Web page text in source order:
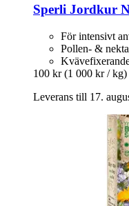
Sperli Jordkur
För intensivt
Pollen- &
100 kr (1 000 kr / kg)
Leverans till 17.